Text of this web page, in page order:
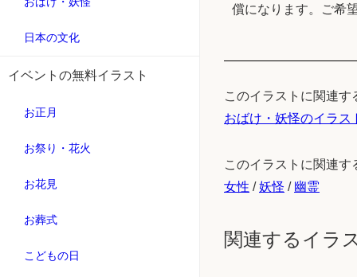
日本の文化
イベントの無料イラスト
お正月
お祭り・花火
お花見
お葬式
こどもの日
償になります。ご希
このイラストに関連す
おばけ・妖怪のイラス
このイラストに関連す
女性 /妖怪 / 幽霊
関連するイラ